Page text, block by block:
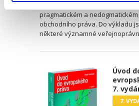
Obecná část. Soutěžní právo“
pragmatickém a
obchodního práva. Do výkladu
některé významné
Úvod
7.
7.